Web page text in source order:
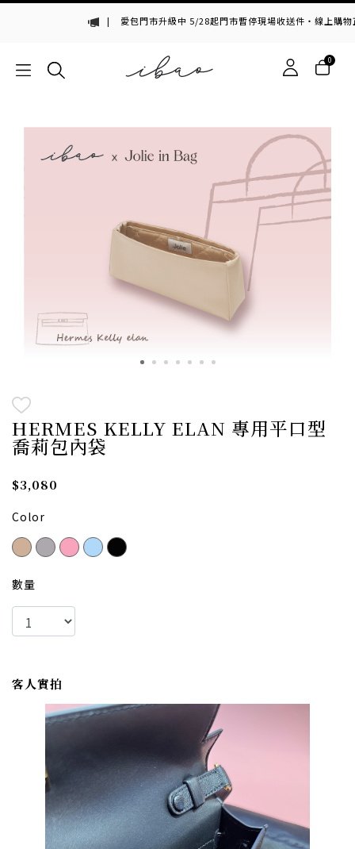
| 愛包門市升級中 5/28起門市暫停現場收送件・線上購物正
0
HERMES KELLY ELAN 專用平口型
喬莉包內袋
$3,080
Color
數量
客人實拍